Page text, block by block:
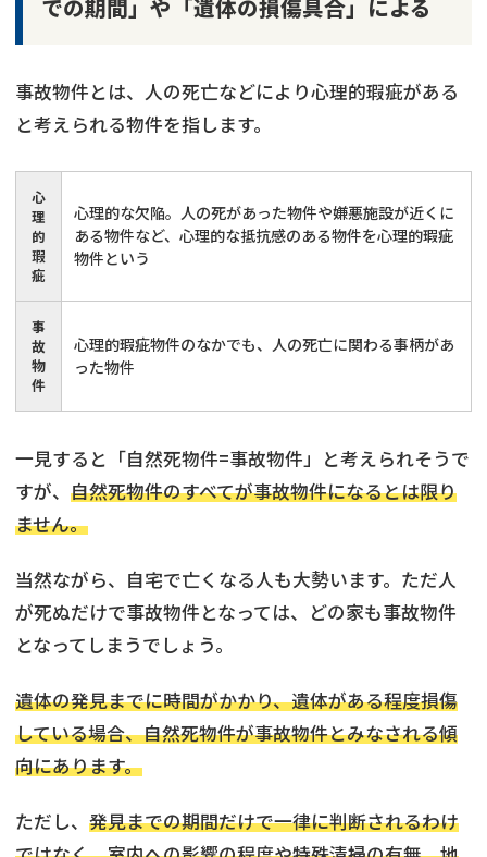
での期間」や「遺体の損傷具合」による
事故物件とは、人の死亡などにより心理的瑕疵がある
と考えられる物件を指します。
心
理
的
瑕
疵
心理的な欠陥。人の死があった物件や嫌悪施設が近くに
ある物件など、心理的な抵抗感のある物件を心理的瑕疵
物件という
事
故
物
件
心理的瑕疵物件のなかでも、人の死亡に関わる事柄があ
った物件
一見すると「自然死物件=事故物件」と考えられそうで
すが、 自然死物件のすべてが事故物件になるとは限り
ません。
当然ながら、自宅で亡くなる人も大勢います。ただ人
が死ぬだけで事故物件となっては、どの家も事故物件
となってしまうでしょう。
遺体の発見までに時間がかかり、遺体がある程度損傷
している場合、自然死物件が事故物件とみなされる傾
向にあります。
ただし、 発見までの期間だけで一律に判断されるわけ